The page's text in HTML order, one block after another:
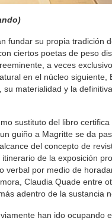
fundar su propia tradición
ciertos poetas de peso
a veces
en el núcleo siguiente,
materialidad y la
sustituto del libro
guiño a Magritte se da
del concepto de
de la exposición
verbal por medio de
Claudia Quade entre
adentro de la sustancia
han ido ocupando